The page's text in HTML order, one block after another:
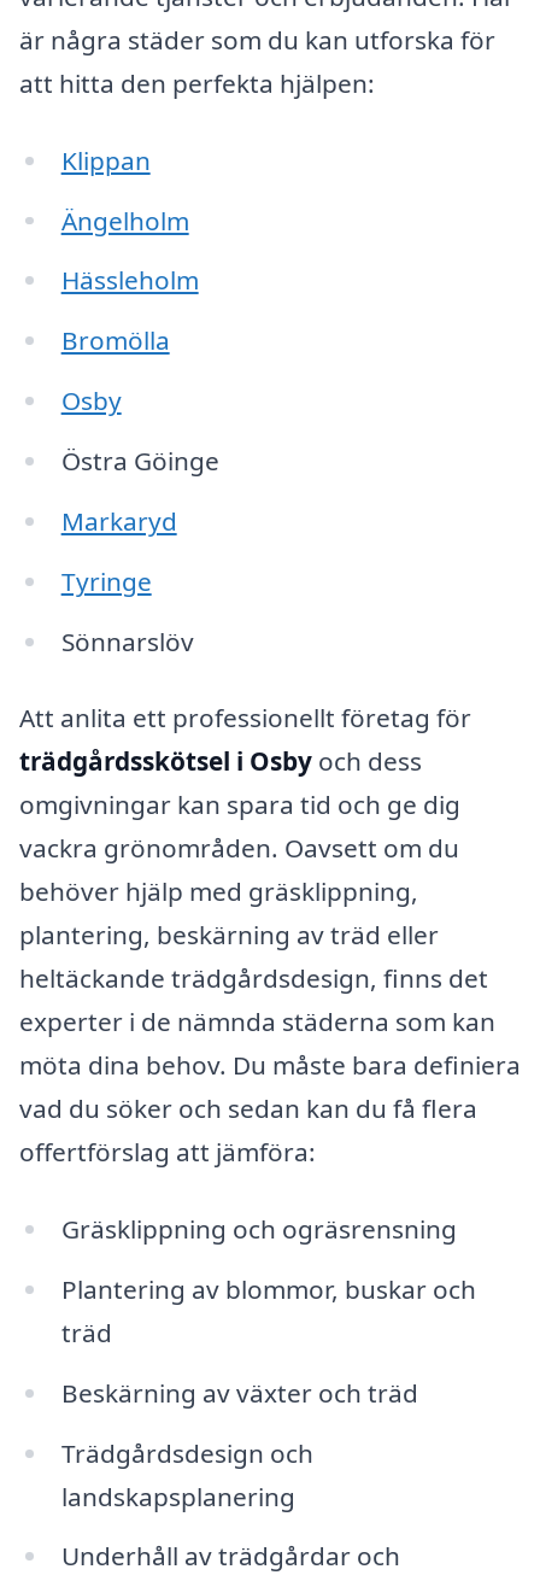
är några städer som du kan utforska för
att hitta den perfekta hjälpen:
Klippan
Ängelholm
Hässleholm
Bromölla
Osby
Östra Göinge
Markaryd
Tyringe
Sönnarslöv
Att anlita ett professionellt företag för
trädgårdsskötsel i Osby och dess
omgivningar kan spara tid och ge dig
vackra grönområden. Oavsett om du
behöver hjälp med gräsklippning,
plantering, beskärning av träd eller
heltäckande trädgårdsdesign, finns det
experter i de nämnda städerna som kan
möta dina behov. Du måste bara definiera
vad du söker och sedan kan du få flera
offertförslag att jämföra:
Gräsklippning och ogräsrensning
Plantering av blommor, buskar och
träd
Beskärning av växter och träd
Trädgårdsdesign och
landskapsplanering
Underhåll av trädgårdar och